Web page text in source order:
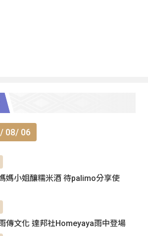
08/ 06
媽小姐釀糯米酒 待palimo分享使
傳文化 達邦社Homeyaya雨中登場